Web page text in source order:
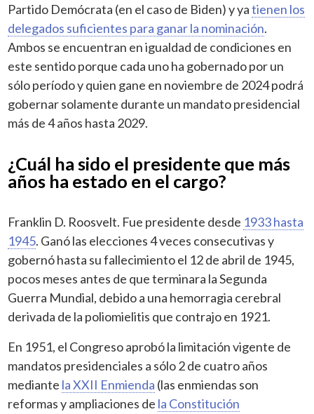
Partido Demócrata (en el caso de Biden) y yatienen los
delegados suficientes para ganar la nominación.
Ambos se encuentran en igualdad de condiciones en
este sentido porque cada uno ha gobernado por un
sólo período y quien gane en noviembre de 2024 podrá
gobernar solamente durante un mandato presidencial
más de 4 años hasta 2029.
¿Cuál ha sido el presidente que más
años ha estado en el cargo?
Franklin D. Roosvelt. Fue presidente desde 1933 hasta
1945. Ganó las elecciones 4 veces consecutivas y
gobernó hasta su fallecimiento el 12 de abril de 1945,
pocos meses antes de que terminara la Segunda
Guerra Mundial, debido a una hemorragia cerebral
derivada de la poliomielitis que contrajo en 1921.
En 1951, el Congreso aprobó la limitación vigente de
mandatos presidenciales a sólo 2 de cuatro años
mediante la XXII Enmienda (las enmiendas son
reformas y ampliaciones de la Constitución